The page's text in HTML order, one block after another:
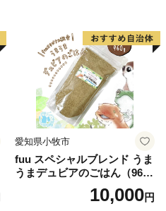
愛知県小牧市
fuu スペシャルブレンド うま
うまデュビアのごはん（960
10,000円